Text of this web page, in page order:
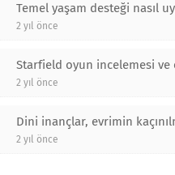
Temel yaşam desteği nasıl
2 yıl önce
Starfield oyun incelemesi
2 yıl önce
Dini inançlar, evrimin
2 yıl önce